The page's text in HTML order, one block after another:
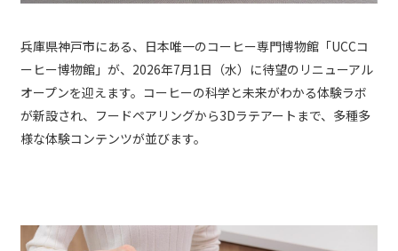
兵庫県神戸市にある、日本唯一のコーヒー専門博物館「UCCコ
ーヒー博物館」が、2026年7月1日（水）に待望のリニューアル
オープンを迎えます。コーヒーの科学と未来がわかる体験ラボ
が新設され、フードペアリングから3Dラテアートまで、多種多
様な体験コンテンツが並びます。